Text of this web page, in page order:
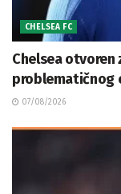
CHELSEA FC
Chelsea otvoren
problematičnog
07/08/2026